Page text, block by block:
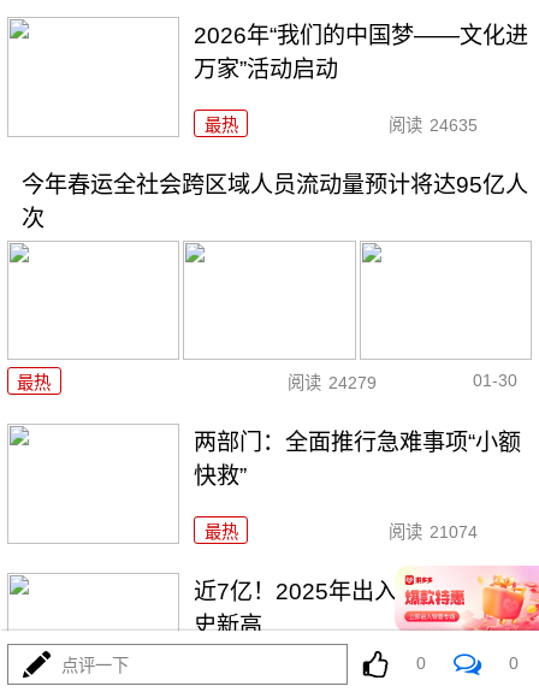
2026年“我们的中国梦——文化进
万家”活动启动
最热 阅读 24635
今年春运全社会跨区域人员流动量预计将达95亿人
次
最热 阅读 24279 01-30
两部门：全面推行急难事项“小额
快救”
最热 阅读 21074
近7亿！2025年出入境人次创历
史新高
最热 19328
点评一下 0 0